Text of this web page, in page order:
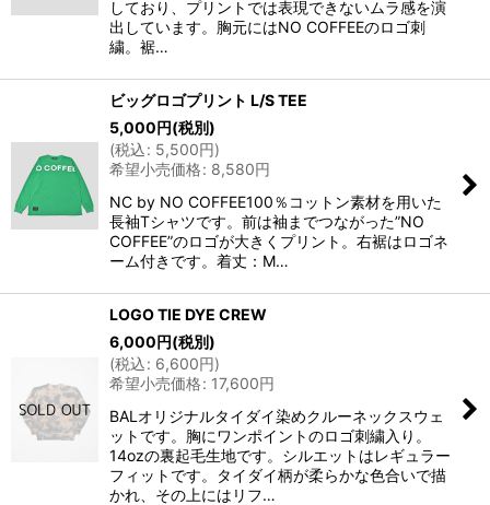
しており、プリントでは表現できないムラ感を演
出しています。胸元にはNO COFFEEのロゴ刺
繍。裾…
ビッグロゴプリント L/S TEE
5,000円(税別)
(税込: 5,500円)
希望小売価格: 8,580円
NC by NO COFFEE100％コットン素材を用いた
長袖Tシャツです。前は袖までつながった”NO
COFFEE”のロゴが大きくプリント。右裾はロゴネ
ーム付きです。着丈：M…
LOGO TIE DYE CREW
6,000円(税別)
(税込: 6,600円)
希望小売価格: 17,600円
BALオリジナルタイダイ染めクルーネックスウェ
ットです。胸にワンポイントのロゴ刺繍入り。
14ozの裏起毛生地です。シルエットはレギュラー
フィットです。タイダイ柄が柔らかな色合いで描
かれ、その上にはリフ…